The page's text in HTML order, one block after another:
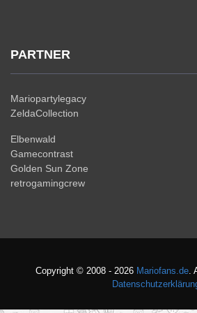
PARTNER
Mariopartylegacy
ZeldaCollection
Elbenwald
Gamecontrast
Golden Sun Zone
retrogamingcrew
Copyright © 2008 - 2026 Mariofans.de.